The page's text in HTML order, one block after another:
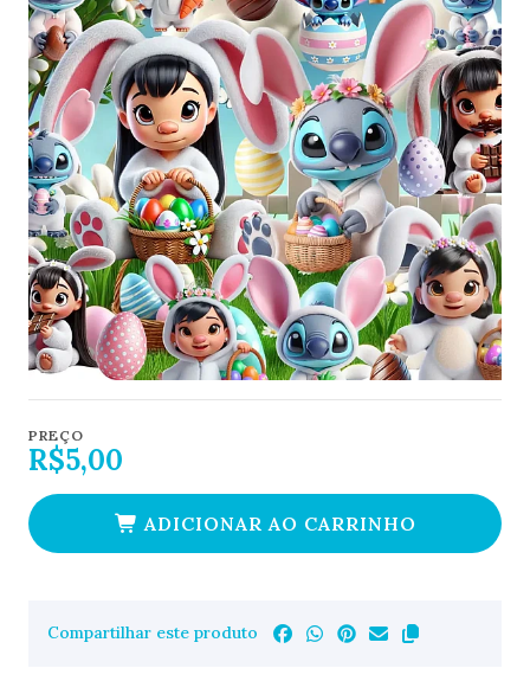
PREÇO
R$5,00
ADICIONAR AO CARRINHO
Compartilhar este produto